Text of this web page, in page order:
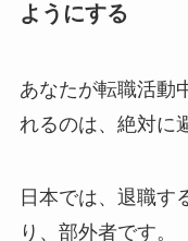
ようにする
あなたが転職活動
れるのは、絶対に
日本では、退職す
り、部外者です。